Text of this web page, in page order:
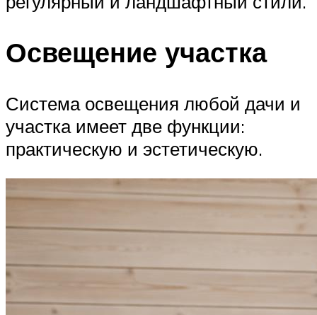
Освещение участка
Система освещения любой дачи и
участка имеет две функции:
практическую и эстетическую.